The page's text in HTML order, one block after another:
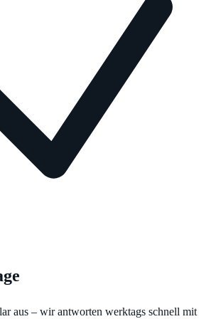
aus – wir antworten werktags schnell mit